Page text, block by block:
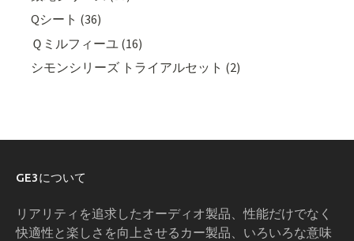
Qシート (36)
Ｑミルフィーユ (16)
シモンシリーズ トライアルセット (2)
GE3について
リアリティを追求したオーディオ製品、性能だけでなく
快適性と楽しさを向上させるカー製品、いろいろな意味